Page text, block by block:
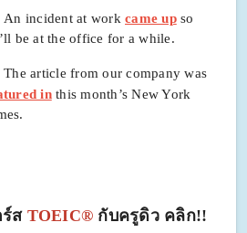
An incident at work came upso
be at the office for a while.
article from our company was
inthis month’s New York
ส TOEIC® กับครูดิว คลิก!!